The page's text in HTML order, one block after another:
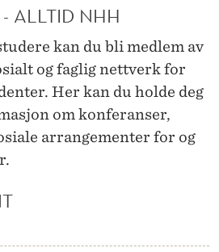
ALLTID NHH
kan du bli medlem av
og faglig nettverk for
Her kan du holde deg
om konferanser,
arrangementer for og